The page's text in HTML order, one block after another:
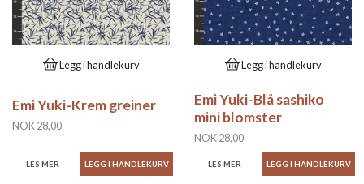
Legg i handlekurv
Emi Yuki-Krem greiner
NOK 28,00
LES MER
Legg i handlekurv
Emi Yuki-Blå sashiko
mini blomster
NOK 28,00
LES MER